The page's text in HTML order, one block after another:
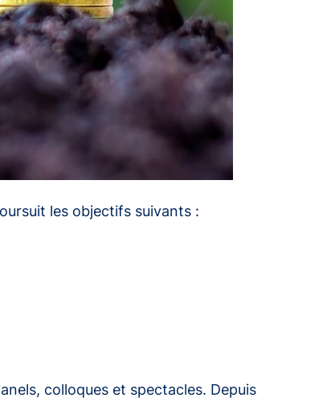
les objectifs suivants :
colloques et spectacles. Depuis